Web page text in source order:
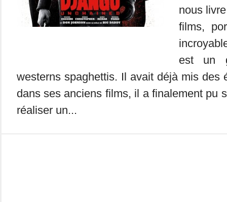
nous
films,
est un
westerns spaghettis. Il avait déjà mis des
dans ses anciens films, il a finalement pu
réaliser un...